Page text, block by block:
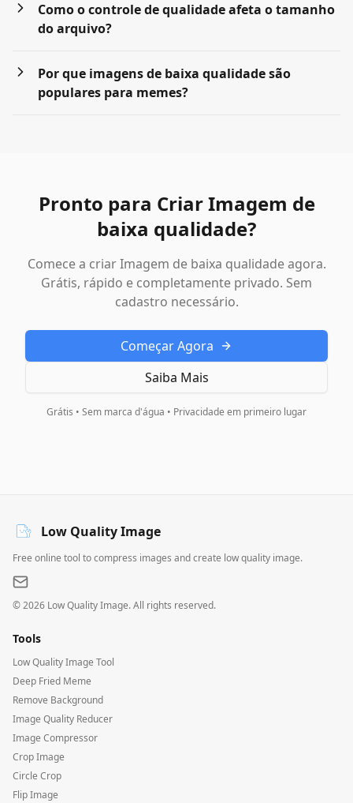
Como o controle de qualidade afeta o tamanho
do arquivo?
Por que imagens de baixa qualidade são
populares para memes?
Pronto para Criar Imagem de
baixa qualidade?
Comece a criar Imagem de baixa qualidade agora.
Grátis, rápido e completamente privado. Sem
cadastro necessário.
Começar Agora
Saiba Mais
Grátis • Sem marca d'água • Privacidade em primeiro lugar
Low Quality Image
Free online tool to compress images and create low quality image.
©2026 Low Quality Image. All rights reserved.
Tools
Low Quality Image Tool
Deep Fried Meme
Remove Background
Image Quality Reducer
Image Compressor
Crop Image
Circle Crop
Flip Image